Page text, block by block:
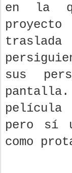
en la
sus
película
pero sí
como